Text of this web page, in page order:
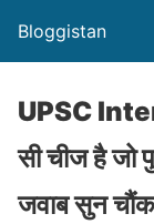
Bloggistan
UPSC
सी चीज है जो
जवाब सुन